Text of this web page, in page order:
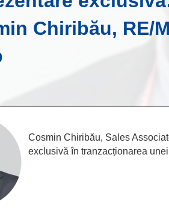
Chiribău, RE/
Cosmin Chiribău, Sales
exclusivă în tranzacționarea